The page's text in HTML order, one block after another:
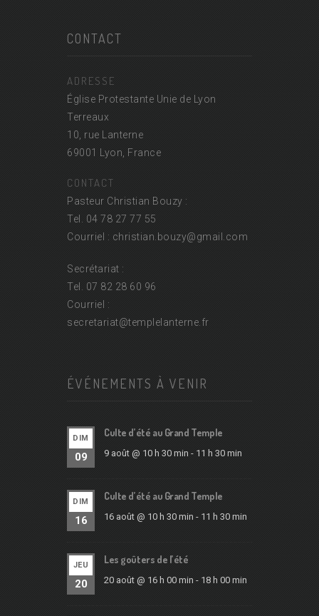
CONTACT
ADRESSE
Église Protestante Unie de Lyon
Terreaux
10, rue Lanterne
69001 Lyon, France
CONTACT
Pasteur Christian Bouzy :
Tel. 04 78 27 77 55
Courriel : christian.bouzy@gmail.com
Secrétariat :
Tel. 07 82 28 60 96
Courriel :
secretariat@templelanterne.fr
ÉVÉNEMENTS À VENIR
DIM
09
Culte d’été au Grand Temple
9 août @ 10 h 30 min - 11 h 30 min
DIM
16
Culte d’été au Grand Temple
16 août @ 10 h 30 min - 11 h 30 min
JEU
20
Les goûters de l’été
20 août @ 16 h 00 min - 18 h 00 min